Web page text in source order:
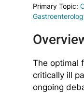
Primary Topic:
The optimal
critically ill
ongoing